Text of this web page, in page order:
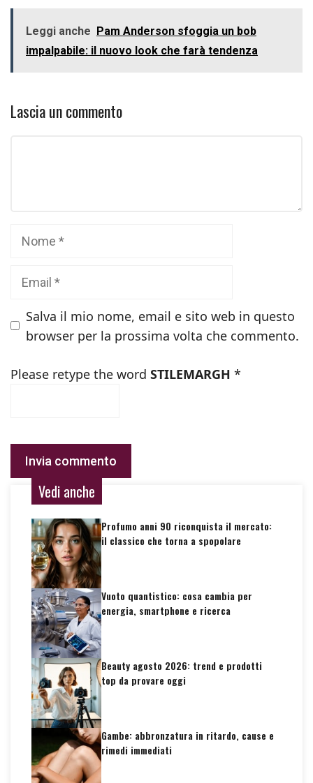
Leggi anche Pam Anderson sfoggia un bob
impalpabile: il nuovo look che farà tendenza
Lascia un commento
Salva il mio nome, email e sito web in questo
browser per la prossima volta che commento.
Please retype the word STILEMARGH *
Vedi anche
Profumo anni 90 riconquista il mercato:
il classico che torna a spopolare
Vuoto quantistico: cosa cambia per
energia, smartphone e ricerca
Beauty agosto 2026: trend e prodotti
top da provare oggi
Gambe: abbronzatura in ritardo, cause e
rimedi immediati